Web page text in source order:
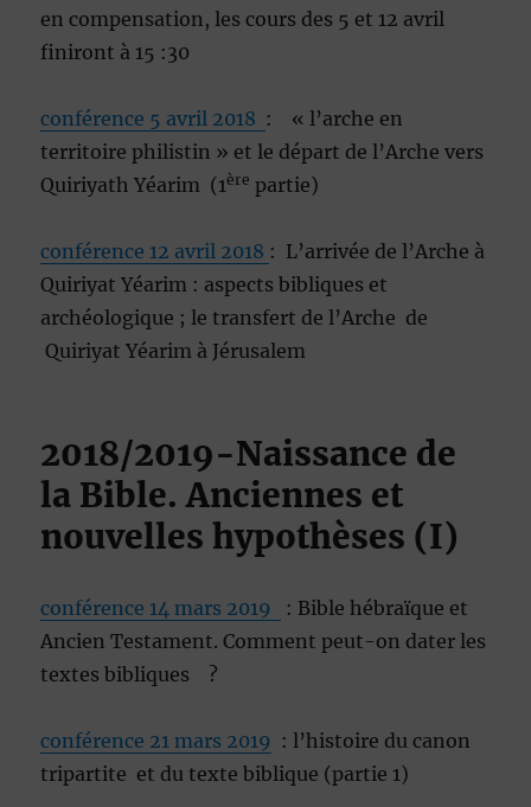
en compensation, les cours des 5 et 12 avril
finiront à 15 :30
conférence 5 avril 2018 : « l’arche en
territoire philistin » et le départ de l’Arche vers
Quiriyath Yéarim (1ère partie)
conférence 12 avril 2018 : L’arrivée de l’Arche à
Quiriyat Yéarim : aspects bibliques et
archéologique ; le transfert de l’Arche de
Quiriyat Yéarim à Jérusalem
2018/2019-Naissance de
la Bible. Anciennes et
nouvelles hypothèses (I)
conférence 14 mars 2019
: Bible hébraïque et
Ancien Testament. Comment peut-on dater les
textes bibliques ?
conférence 21 mars 2019 : l’histoire du canon
tripartite et du texte biblique (partie 1)